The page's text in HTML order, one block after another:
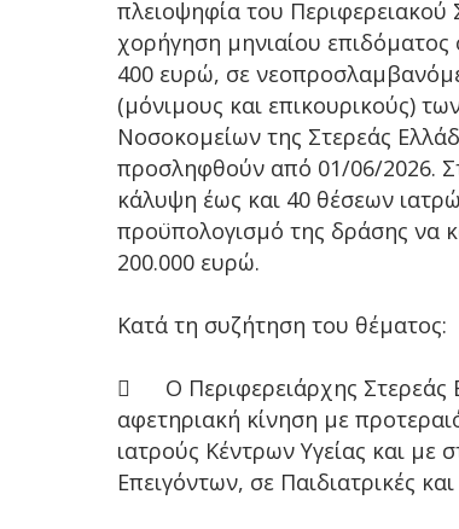
πλειοψηφία του
χορήγηση μηνιαίου
400 ευρώ, σε
(μόνιμους και επικουρικούς)
Νοσοκομείων της Στερεάς
προσληφθούν από 01/06/2026.
κάλυψη έως και 40 θέσεων
προϋπολογισμό της δράσης να
200.000 ευρώ.
Κατά τη συζήτηση του θέματος:

Ο Περιφερειάρχης Στερεάς
αφετηριακή κίνηση με
ιατρούς Κέντρων Υγείας και
Επειγόντων, σε Παιδιατρικές